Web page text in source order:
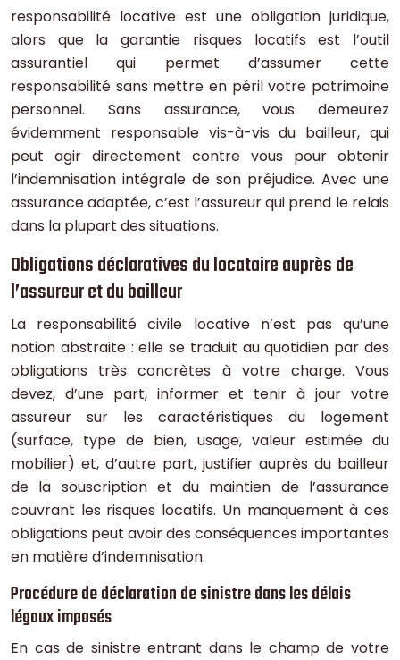
responsabilité locative est une obligation juridique,
alors que la garantie risques locatifs est l’outil
assurantiel qui permet d’assumer cette
responsabilité sans mettre en péril votre patrimoine
personnel. Sans assurance, vous demeurez
évidemment responsable vis-à-vis du bailleur, qui
peut agir directement contre vous pour obtenir
l’indemnisation intégrale de son préjudice. Avec une
assurance adaptée, c’est l’assureur qui prend le relais
dans la plupart des situations.
Obligations déclaratives du locataire auprès de
l’assureur et du bailleur
La responsabilité civile locative n’est pas qu’une
notion abstraite : elle se traduit au quotidien par des
obligations très concrètes à votre charge. Vous
devez, d’une part, informer et tenir à jour votre
assureur sur les caractéristiques du logement
(surface, type de bien, usage, valeur estimée du
mobilier) et, d’autre part, justifier auprès du bailleur
de la souscription et du maintien de l’assurance
couvrant les risques locatifs. Un manquement à ces
obligations peut avoir des conséquences importantes
en matière d’indemnisation.
Procédure de déclaration de sinistre dans les délais
légaux imposés
En cas de sinistre entrant dans le champ de votre